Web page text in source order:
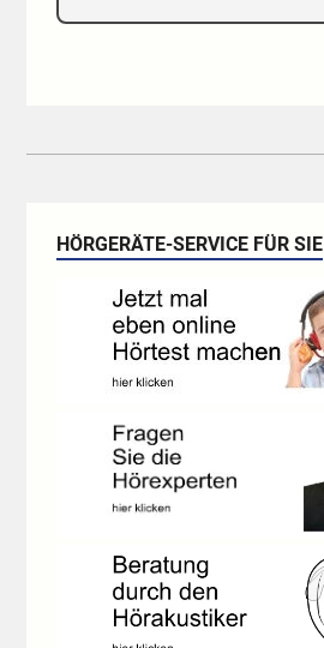
HÖRGERÄTE-SERVICE FÜR SIE